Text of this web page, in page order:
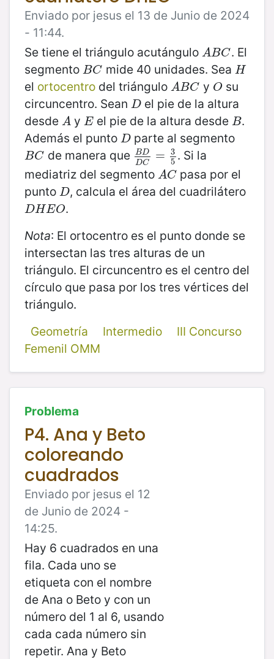
Enviado por jesus el 13 de Junio de 2024
- 11:44.
Se tiene el triángulo acutángulo ABC
ABC . El
segmento BC
BC mide 40 unidades. Sea H
H
el ortocentro del triángulo ABC
ABC y O
Osu
circuncentro. Sean D
Del pie de la altura
desde A
Ay E
E el pie de la altura desde B
B.
Además el punto D
Dparte al segmento
BC
BC de manera que BD
DC =
3
5
BDDC =3 5
. Si la
mediatriz del segmento AC
AC pasa por el
punto D
D, calcula el área del cuadrilátero
DHEO
DHEO .
Nota: El ortocentro es el punto donde se
intersectan las tres alturas de un
triángulo. El circuncentro es el centro del
círculo que pasa por los tres vértices del
triángulo.
Geometría
Intermedio
III Concurso
Femenil OMM
Problema
P4. Ana y Beto
coloreando
cuadrados
Enviado por jesus el 12
de Junio de 2024 -
14:25.
Hay 6 cuadrados en una
fila. Cada uno se
etiqueta con el nombre
de Ana o Beto y con un
número del 1 al 6, usando
cada cada número sin
repetir. Ana y Beto